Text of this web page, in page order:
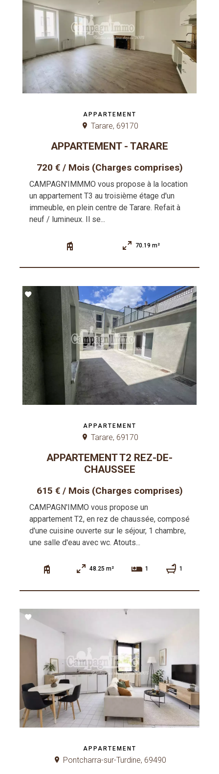
APPARTEMENT
Tarare, 69170
APPARTEMENT - TARARE
720 € / Mois (Charges comprises)
CAMPAGN'IMMMO vous propose à la location
un appartement T3 au troisième étage d'un
immeuble, en plein centre de Tarare. Refait à
neuf / lumineux. Il se...
70.19 m²
APPARTEMENT
Tarare, 69170
APPARTEMENT T2 REZ-DE-
CHAUSSEE
615 € / Mois (Charges comprises)
CAMPAGN'IMMO vous propose un
appartement T2, en rez de chaussée, composé
d'une cuisine ouverte sur le séjour, 1 chambre,
une salle d'eau avec wc. Atouts...
48.25 m² 1 1
APPARTEMENT
Pontcharra-sur-Turdine, 69490